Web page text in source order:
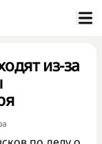
из-за